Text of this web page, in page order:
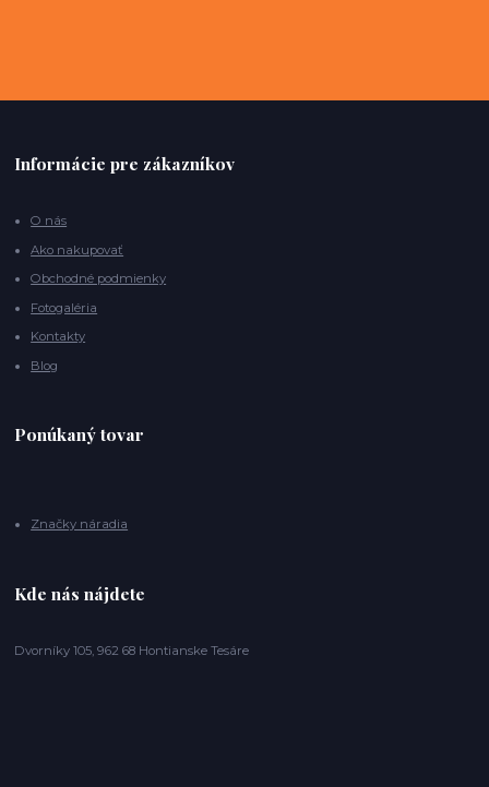
Informácie pre zákazníkov
O nás
Ako nakupovať
Obchodné podmienky
Fotogaléria
Kontakty
Blog
Ponúkaný tovar
Značky náradia
Kde nás nájdete
Dvorníky 105, 962 68 Hontianske Tesáre